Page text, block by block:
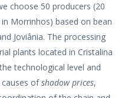
choose 50 producers (20
Morrinhos) based on bean
Joviânia. The processing
plants located in Cristalina
technological level and
ofshadow prices,